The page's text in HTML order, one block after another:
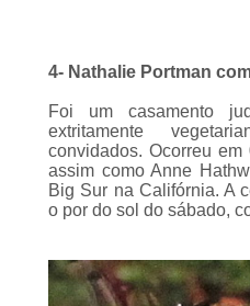
extritamente
convidados. Ocorreu
assim como Anne
Big Sur na Califórnia. A
o por do sol do sábado,